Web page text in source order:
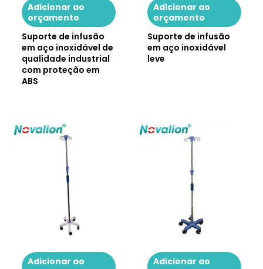
Adicionar ao
orçamento
Suporte de infusão
em aço inoxidável de
qualidade industrial
com proteção em
ABS
Adicionar ao
orçamento
Suporte de infusão
em aço inoxidável
leve
Adicionar ao
Adicionar ao